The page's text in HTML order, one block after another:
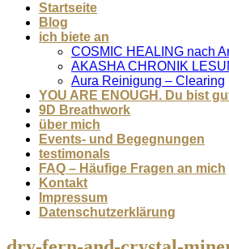
Startseite
Blog
ich biete an
COSMIC HEALING nach
AKASHA CHRONIK
Aura Reinigung – Clearing
YOU ARE ENOUGH. Du bist
9D Breathwork
über mich
Events- und Begegnungen
testimonals
FAQ – Häufige Fragen an mich
Kontakt
Impressum
Datenschutzerklärung